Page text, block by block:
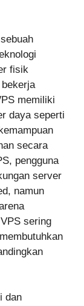
fisik
memiliki
daya seperti
secara
pengguna
server
namun
sering
dan